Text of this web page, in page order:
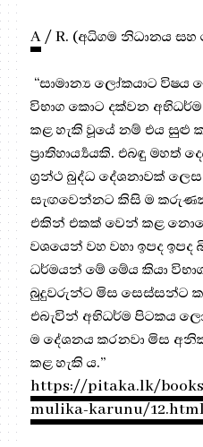
A / R. (අධිගම නිධානය සහ
“සාමාන්‍ය ලෝකයාට
විභාග කොට දක්වන
කළ හැකි වූයේ නම් එය සුළු
ප්‍රාතිහාර්‍ය්‍යයකි. එබඳු මහත්
ග්‍ර‍න්ථ බුද්ධ දේශනාවක්
සැඟවෙන්නට කිසි ම
එකින් එකක් වෙන් කළ
වශයෙන් වහ වහා ඉපද
ධර්මයන් මේ මේය කියා
බුදුවරුන්ට මිස සෙස්සන්ට
එබැවින් අභිධර්ම පිටකය
ම දේශනය කරනවා මිස
කළ හැකි ය.”
https://pitaka.lk/
mulika-karunu/12.html